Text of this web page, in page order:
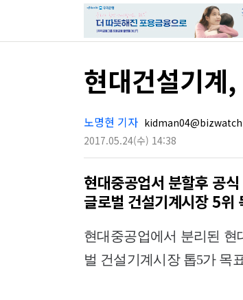
현대건설기
노명현 기자
2017.05.24(수) 14:38
현대중공업서 분할후 공
글로벌 건설기계시장 5위
현대중공업에서 분리된 현
벌 건설기계시장 톱5가 목